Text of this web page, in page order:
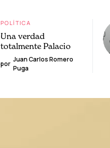
POLÍTICA
Una verdad
totalmente Palacio
por
Juan Carlos Romero
Puga